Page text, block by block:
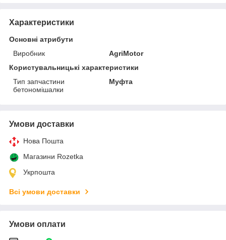
Характеристики
Основні атрибути
Виробник
AgriMotor
Користувальницькі характеристики
Тип запчастини
бетономішалки
Муфта
Умови доставки
Нова Пошта
Магазини Rozetka
Укрпошта
Всі умови доставки
Умови оплати